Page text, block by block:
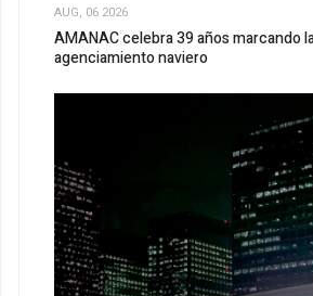
AUG, 06 2026
AMANAC celebra 39 años marcando
agenciamiento naviero